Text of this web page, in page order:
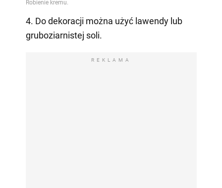
4. Do dekoracji można użyć lawendy lub
gruboziarnistej soli.
REKLAMA